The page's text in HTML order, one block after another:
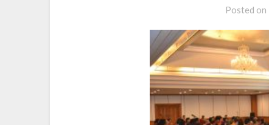
Posted on